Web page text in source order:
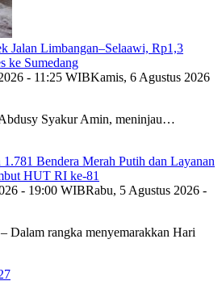
Jalan Limbangan–Selaawi, Rp1,3
ke Sumedang
- 11:25 WIBKamis, 6 Agustus 2026
Syakur Amin, meninjau…
1.781 Bendera Merah Putih dan Layanan
HUT RI ke-81
- 19:00 WIBRabu, 5 Agustus 2026 -
rangka menyemarakkan Hari